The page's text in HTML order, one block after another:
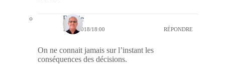
Bernie
13/09/2018/18:00 RÉPONDRE
On ne connait jamais sur l’instant les
conséquences des décisions.